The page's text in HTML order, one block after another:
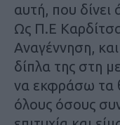
αυτή, που
Ως Π.Ε
Αναγέννηση,
δίπλα της στη
να εκφράσω τα
όλους όσους